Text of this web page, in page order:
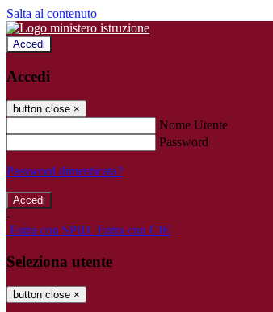
Salta al contenuto
Accedi
Accedi
button close ×
Nome Utente
Password
Password dimenticata?
-
Entra con SPID Entra con CIE
Seleziona utente
button close ×